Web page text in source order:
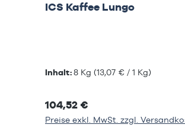
ICS Kaffee Lungo
Inhalt:8 Kg (13,07 € / 1 Kg)
104,52 €
Preise exkl. MwSt. zzgl.